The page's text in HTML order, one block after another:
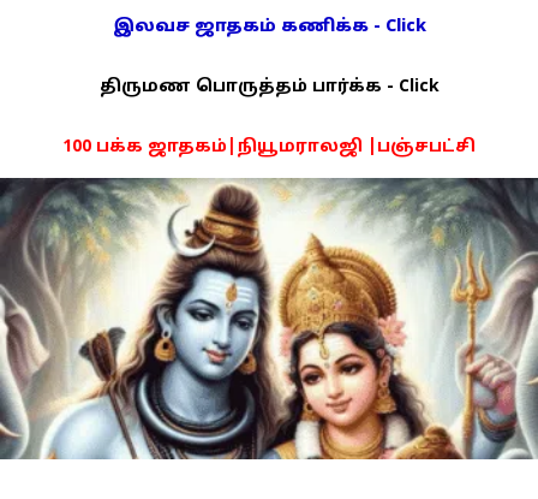
இலவச ஜாதகம் கணிக்க - Click
திருமண பொருத்தம் பார்க்க - Click
100 பக்க ஜாதகம்|நியூமராலஜி |பஞ்சபட்சி
PDF -72மட்டும் -Click